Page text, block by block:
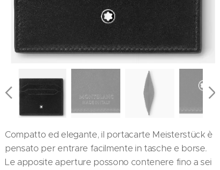
Compatto ed elegante, il portacarte Meisterstück è
pensato per entrare facilmente in tasche e borse.
Le apposite aperture possono contenere fino a sei